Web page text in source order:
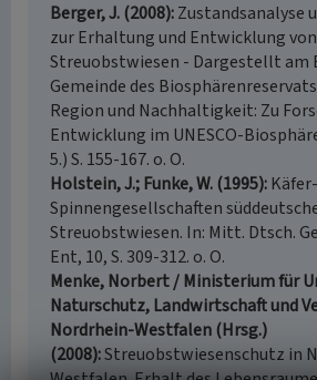
Berger, J. (2008) Zustandsanalyse
zur Erhaltung und Entwicklung von
Streuobstwiesen - Dargestellt am
Gemeinde des
Region und Nachhaltigkeit: Zu
Entwicklung im UNESCO-
5.) S. 155-167. o. O.
Holstein, J.; Funke, W. (1995)
Spinnengesellschaften
Streuobstwiesen. In: Mitt. Dtsch.
Ent, 10, S. 309-312. o. O.
Menke, Norbert / Ministerium für
Naturschutz, Landwirtschaft und
Nordrhein-Westfalen (Hrsg.)
(2008) Streuobstwiesenschutz in